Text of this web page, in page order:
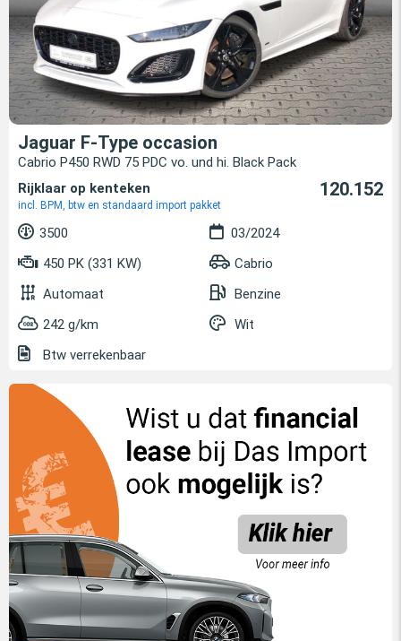
Jaguar F-Type occasion
Cabrio P450 RWD 75 PDC vo. und hi. Black Pack
Rijklaar op kenteken
incl. BPM, btw en standaard import pakket
120.152
3500
03/2024
450 PK (331 KW)
Cabrio
Automaat
Benzine
242 g/km
Wit
Btw verrekenbaar